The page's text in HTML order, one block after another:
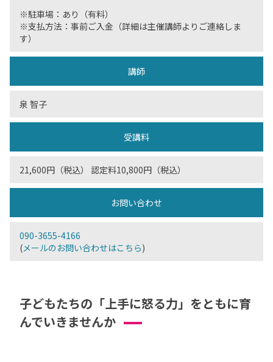
※駐車場：あり（有料）
※支払方法：事前ご入金（詳細は主催講師よりご連絡しま
す）
講師
泉 智子
受講料
21,600円（税込） 認定料10,800円（税込）
お問い合わせ
090-3655-4166
(メールのお問い合わせはこちら)
子どもたちの「上手に怒る力」をともに育
んでいきませんか